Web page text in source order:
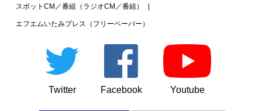
スポットCM／番組（ラジオCM／番組）
エフエムいたみプレス（フリーペーパー）
Twitter Facebook Youtube